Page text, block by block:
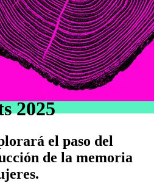
2025
el paso del
de la memoria